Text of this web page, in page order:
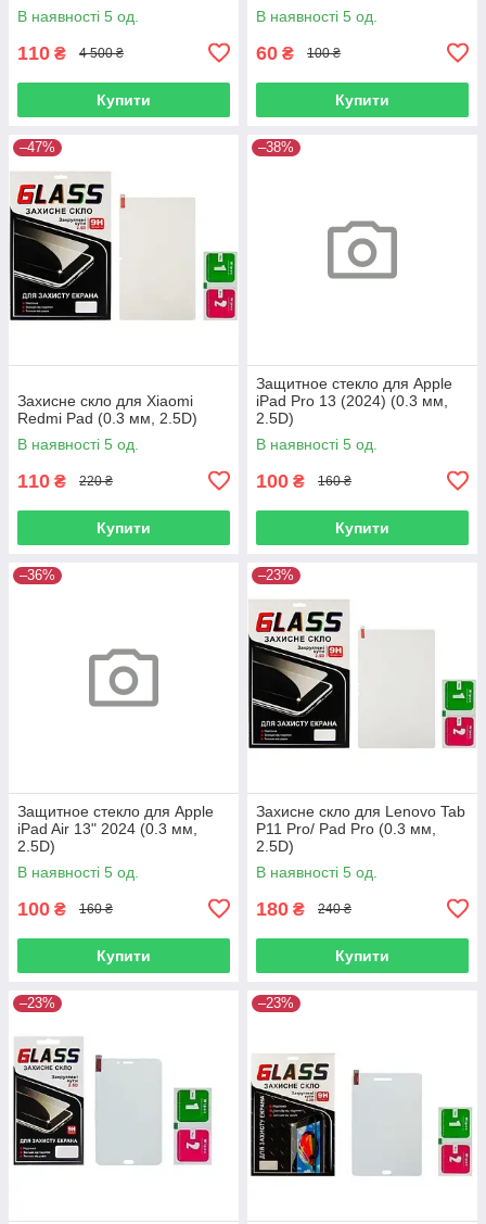
В наявності 5 од.
110 ₴ 4 500 ₴
Купити
В наявності 5 од.
60 ₴ 100 ₴
Купити
–47%
Захисне скло для Xiaomi
Redmi Pad (0.3 мм, 2.5D)
В наявності 5 од.
110 ₴ 220 ₴
Купити
–38%
Защитное стекло для Apple
iPad Pro 13 (2024) (0.3 мм,
2.5D)
В наявності 5 од.
100 ₴ 160 ₴
Купити
–36%
Защитное стекло для Apple
iPad Air 13" 2024 (0.3 мм,
2.5D)
В наявності 5 од.
100 ₴ 160 ₴
Купити
–23%
Захисне скло для Lenovo Tab
P11 Pro/ Pad Pro (0.3 мм,
2.5D)
В наявності 5 од.
180 ₴ 240 ₴
Купити
–23% –23%